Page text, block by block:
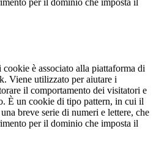
cookie è associato alla piattaforma di
Viene utilizzato per aiutare i
il comportamento dei visitatori e
È un cookie di tipo pattern, in cui il
breve serie di numeri e lettere, che
per il dominio che imposta il